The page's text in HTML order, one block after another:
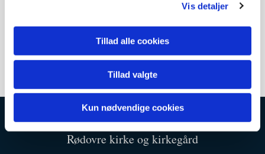
Vis detaljer
Tillad alle cookies
Tillad valgte
Kun nødvendige cookies
Rødovre kirke og kirkegård